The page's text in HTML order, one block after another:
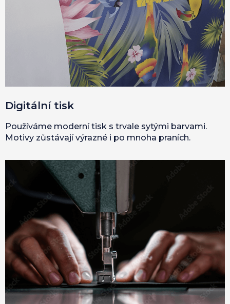
Digitální tisk
Používáme moderní tisk s trvale sytými barvami.
Motivy zůstávají výrazné i po mnoha praních.